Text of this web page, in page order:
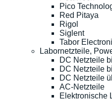
Pico
Red Pitaya
Rigol
Siglent
Tabor
Labornetzteile,
DC Netzteile
DC Netzteile
DC Netzteile
AC-Netzteile
Elektronische